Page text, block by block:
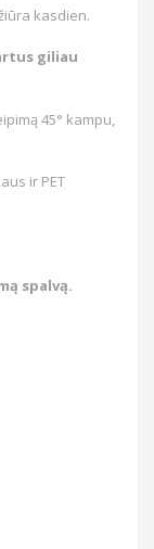
kasdien.
giliau
45° kampu,
ir PET
spalvą.